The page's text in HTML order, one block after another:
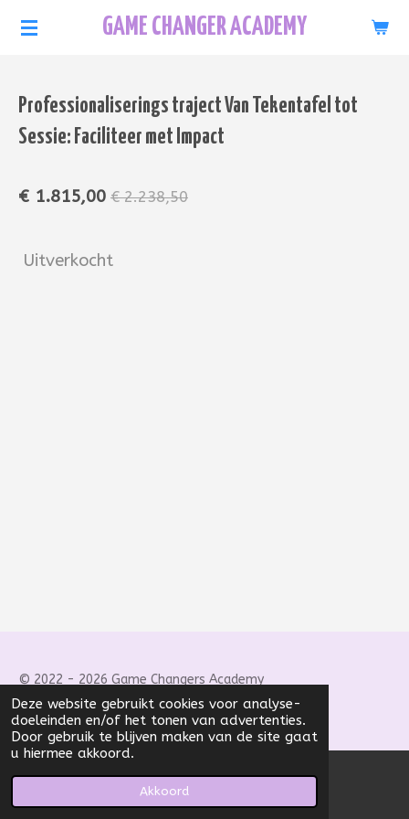
Deze website gebruikt cookies voor analyse-
doeleinden en/of het tonen van advertenties.
Door gebruik te blijven maken van de site gaat
u hiermee akkoord.
Akkoord
Ga
de
GAME CHANGER ACADEMY
Professionaliserings traject Van Tekentafel tot
Sessie: Faciliteer met Impact
€ 1.815,00 € 2.238,50
Uitverkocht
© 2022 - 2026 Game Changers Academy
Powered byJouwWeb
E-mailadres